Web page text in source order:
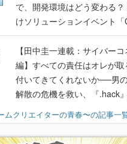
で、開発環境はどう変わる
けソリューションイベント
に行って、より理解を深め
【田中圭一連載：サイバー
編】すべての責任はオレが取
付いてきてくれないか──男
解散の危機を救い、『.hack
開く。業界の快男児・松山
『少年ジャンプ』色だった
り】
ムクリエイターの青春〜の記事一